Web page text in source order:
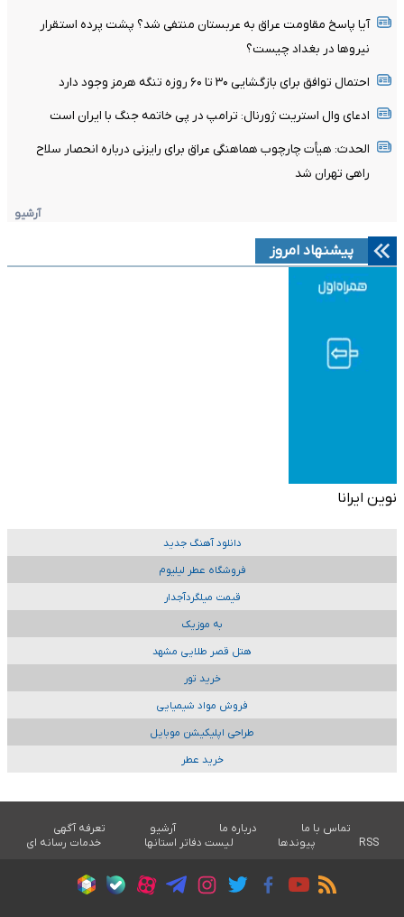
آیا پاسخ مقاومت عراق به عربستان منتفی شد؟ پشت پرده استقرار
نیروها در بغداد چیست؟
احتمال توافق برای بازگشایی ۳۰ تا ۶۰ روزه تنگه هرمز وجود دارد
ادعای وال استریت ژورنال: ترامپ در پی خاتمه جنگ با ایران است
الحدث: هیأت چارچوب هماهنگی عراق برای رایزنی درباره انحصار سلاح
راهی تهران شد
آرشیو
پیشنهاد امروز
نوین ایرانا
دانلود آهنگ جدید
فروشگاه عطر لیلیوم
قیمت میلگردآجدار
به موزیک
هتل قصر طلایی مشهد
خرید تور
فروش مواد شیمیایی
طراحی اپلیکیشن موبایل
خرید عطر
تماس با ما درباره ما آرشیو
تعرفه آگهی
RSS
پیوندها لیست دفاتر استانها خدمات رسانه ای